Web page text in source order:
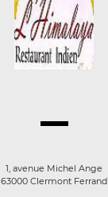
1, avenue Michel Ange
63000 Clermont Ferrand